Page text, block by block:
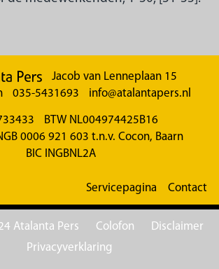
Jacob van Lenneplaan 15
035-5431693 info@atalantapers.nl
BTW NL004974425B16
0006 921 603 t.n.v. Cocon, Baarn
BIC INGBNL2A
Servicepagina Contact
Atalanta Pers Colofon
Disclaimer
Privacyverklaring